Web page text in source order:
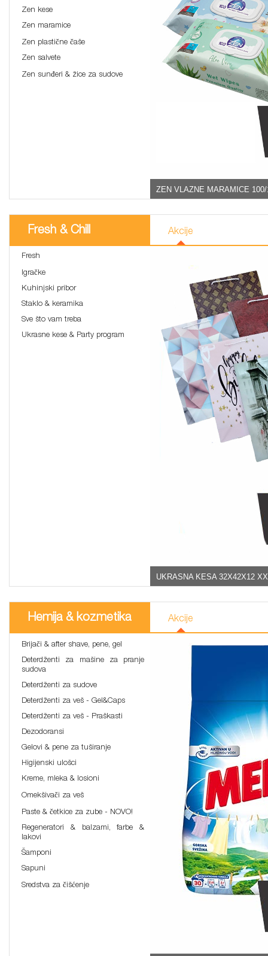
Zen kese
Zen maramice
Zen plastične čaše
Zen salvete
Zen sunđeri & žice za sudove
ZEN VLAZNE MARAMICE
Fresh & Chill Akcije
Fresh
Igračke
Kuhinjski pribor
Staklo & keramika
Sve što vam treba
Ukrasne kese & Party program
UKRASNA KESA 32X42X12
Hemija & kozmetika Akcije
Brijači & after shave, pene, gel
Deterdženti za mašine za pranje
sudova
Deterdženti za sudove
Deterdženti za veš - Gel&Caps
Deterdženti za veš - Praškasti
Dezodoransi
Gelovi & pene za tuširanje
Higijenski ulošci
Kreme, mleka & losioni
Omekšivači za veš
Paste & četkice za zube - NOVO!
Regeneratori & balzami, farbe &
lakovi
Šamponi
Sapuni
Sredstva za čišćenje